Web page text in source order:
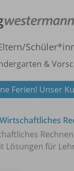
&
Ferien! Unser
Lösungen für